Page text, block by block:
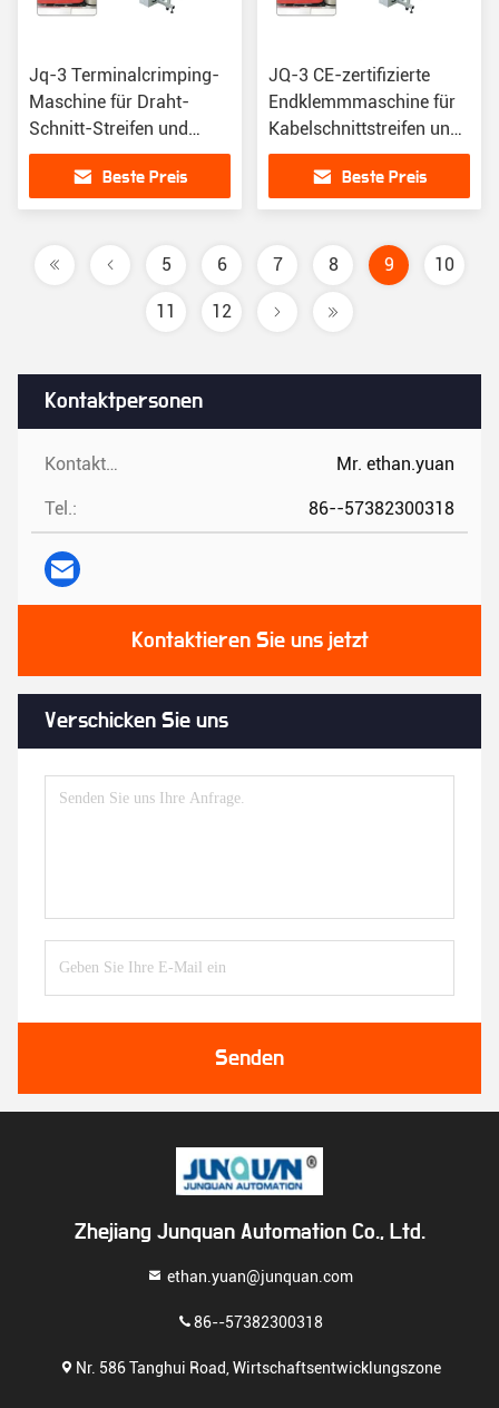
Kontaktpersonen
Kontaktpersonen: Mr. ethan.yuan
Tel.: 86--57382300318
Kontaktieren Sie uns jetzt
Verschicken Sie uns
Senden
Jq-3 Terminalcrimping-
Maschine für Draht-
Schnitt-Streifen und
Crimping in Englisch /
ChinesischBeste Preis
JQ-3 CE-zertifizierte
Endklemmmaschine für
Kabelschnittstreifen und
-klemmmaschinen
Beste Preis
5 6 7 8 9 10
11 12
Zhejiang Junquan Automation Co., Ltd.
ethan.yuan@junquan.com
86--57382300318
Nr. 586 Tanghui Road, Wirtschaftsentwicklungszone